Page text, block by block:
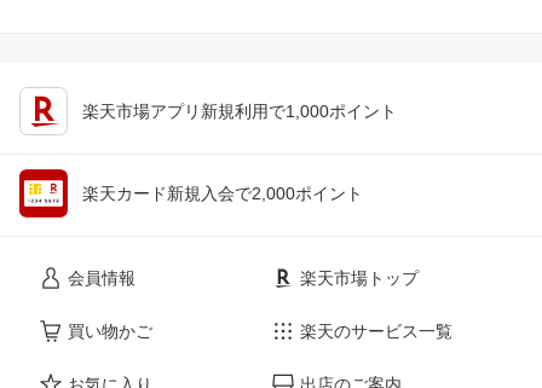
楽天市場アプリ新規利用で1,000ポイント
楽天カード新規入会で2,000ポイント
会員情報
買い物かご
楽天市場トップ
楽天のサービス一覧